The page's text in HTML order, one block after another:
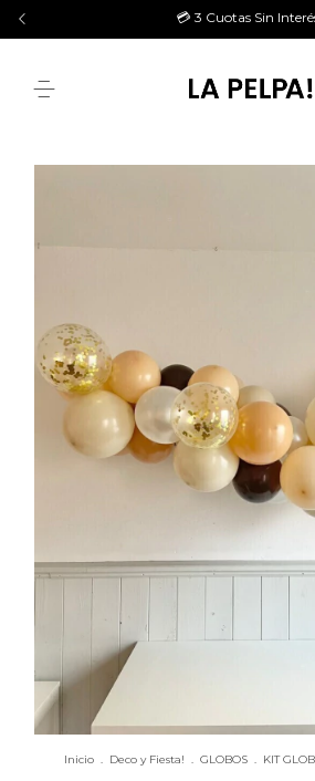
💳 3 Cuotas Sin
Inicio . Deco y Fiesta! . GLOBOS . KIT